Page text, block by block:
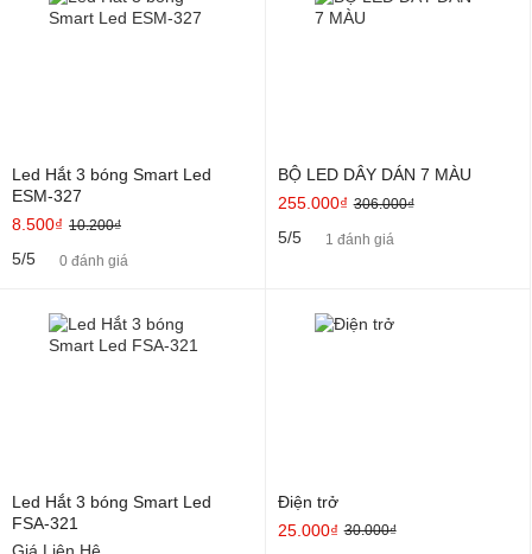
Led Hắt 3 bóng Smart Led
ESM-327
8.500₫ 10.200₫
5/5 0 đánh giá
BỘ LED DÂY DÁN 7 MÀU
255.000₫ 306.000₫
5/5 1 đánh giá
Led Hắt 3 bóng Smart Led
FSA-321
Điện trở
25.000₫ 30.000₫